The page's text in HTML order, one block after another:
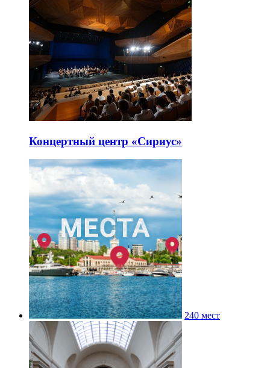
Концертный центр «Сириус»
240 мест